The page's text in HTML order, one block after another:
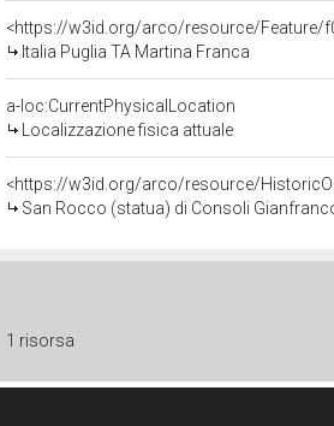
<https://w3id.org/arco/resource/Feature/
Italia Puglia TA Martina Franca
a-loc:CurrentPhysicalLocation
Localizzazione fisica attuale
<https://w3id.org/arco/resource/
San Rocco (statua) di Consoli
1 risorsa